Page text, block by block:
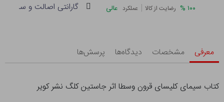
۱۰۰ % رضایت از کالا | عملکرد عالی گارانتی اصالت و سلامت
معرفی مشخصات دیدگاه‌ها پرسش‌ها
کتاب سیمای کلیسای قرون وسطا اثر جاستین کلگ نشر کویر